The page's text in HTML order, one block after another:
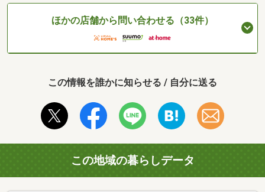
ほかの店舗から問い合わせる（33件）
この情報を誰かに知らせる / 自分に送る
この地域の暮らしデータ